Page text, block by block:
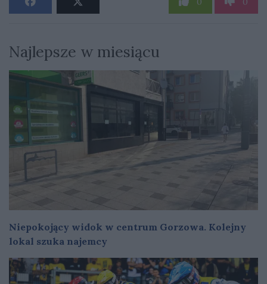
Najlepsze w miesiącu
Niepokojący widok w centrum Gorzowa. Kolejny
lokal szuka najemcy